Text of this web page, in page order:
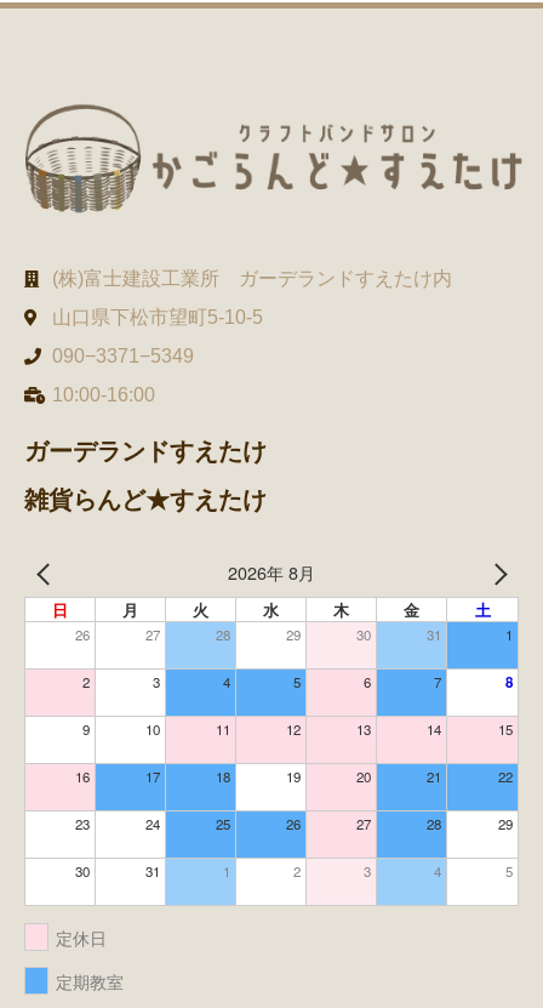
(株)富士建設工業所 ガーデランドすえたけ内
山口県下松市望町5-10-5
090−3371−5349
10:00-16:00
ガーデランドすえたけ
雑貨らんど★すえたけ
2026年 8月
日 月 火 水 木 金 土
26 27 28 29 30 31 1
2 3 4 5 6 7 8
9 10 11 12 13 14 15
16 17 18 19 20 21 22
23 24 25 26 27 28 29
30 31 1 2 3 4 5
定休日
定期教室